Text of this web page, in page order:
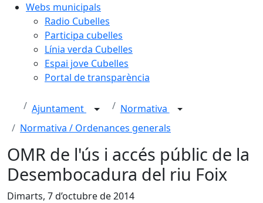
Webs municipals
Radio Cubelles
Participa cubelles
Línia verda Cubelles
Espai jove Cubelles
Portal de transparència
Ajuntament
Normativa
Normativa / Ordenances generals
OMR de l'ús i accés públic de la
Desembocadura del riu Foix
Dimarts, 7 d’octubre de 2014